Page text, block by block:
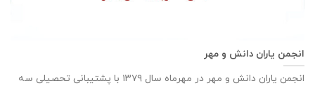
انجمن یاران دانش و مهر
انجمن یاران دانش و مهر در مهرماه سال ۱۳۷۹ با پشتیبانی تحصیلی سه